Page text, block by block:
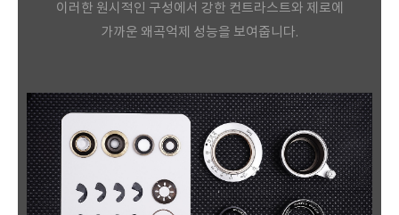
이러한 원시적인 구성에서 강한 컨트라스트와 제로에
가까운 왜곡억제 성능을 보여줍니다.